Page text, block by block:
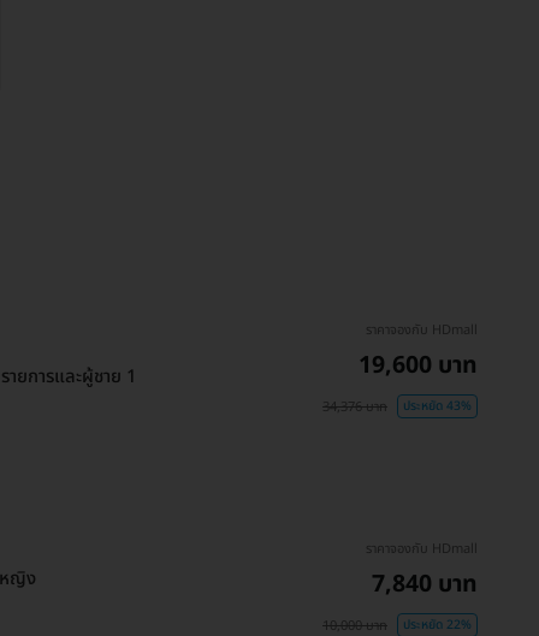
ยการและผู้ชาย 1
ราคาจองกับ HDmall
19,600 บาท
34,376 บาท ประหยัด 43%
ญิง
ราคาจองกับ HDmall
7,840 บาท
10,000 บาท ประหยัด 22%